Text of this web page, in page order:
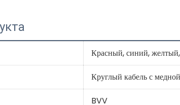
Красный, синий,
Круглый кабель с
BVV